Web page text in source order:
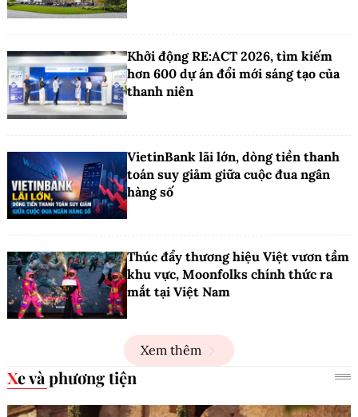
Khởi động RE:ACT 2026, tìm kiếm
hơn 600 dự án đổi mới sáng tạo của
thanh niên
VietinBank lãi lớn, dòng tiền thanh
toán suy giảm giữa cuộc đua ngân
hàng số
Thúc đẩy thương hiệu Việt vươn tầm
khu vực, Moonfolks chính thức ra
mắt tại Việt Nam
Xem thêm
Xe và phương tiện